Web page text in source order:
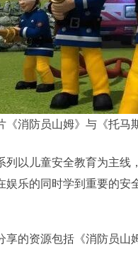
《消防员山姆》与《托马
列以儿童安全教育为主线
娱乐的同时学到重要的安
享的资源包括《消防员山